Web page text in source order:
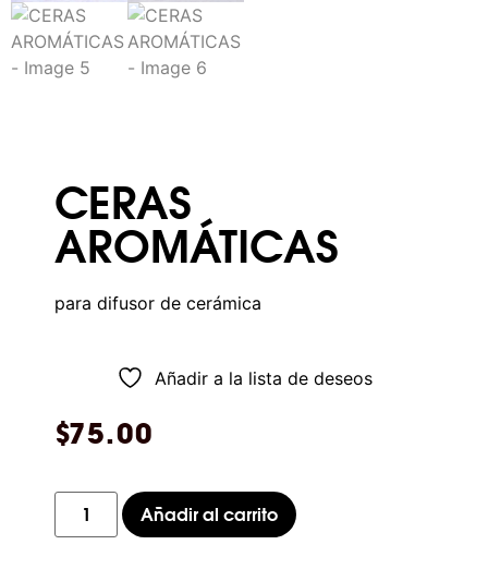
CERAS
AROMÁTICAS
para difusor de cerámica
Añadir a la lista de deseos
$75.00
Añadir al carrito